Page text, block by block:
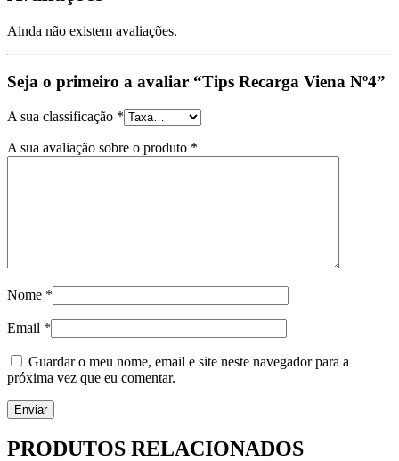
Ainda não existem avaliações.
Seja o primeiro a avaliar “Tips Recarga Viena Nº4”
A sua classificação *
A sua avaliação sobre o produto *
Nome *
Email *
Guardar o meu nome, email e site neste navegador para a
próxima vez que eu comentar.
PRODUTOS RELACIONADOS